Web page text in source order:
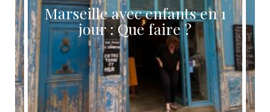
Marseille avec enfants en 1
jour : Que faire ?